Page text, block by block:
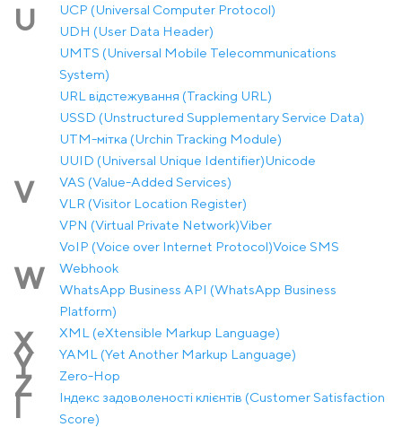
U
UCP (Universal Computer Protocol)
UDH (User Data Header)
UMTS (Universal Mobile Telecommunications
System)
URL відстежування (Tracking URL)
USSD (Unstructured Supplementary Service Data)
UTM-мітка (Urchin Tracking Module)
UUID (Universal Unique Identifier)Unicode
V
VAS (Value-Added Services)
VLR (Visitor Location Register)
VPN (Virtual Private Network)Viber
VoIP (Voice over Internet Protocol)Voice SMS
W
Webhook
WhatsApp Business API (WhatsApp Business
Platform)
X XML (eXtensible Markup Language)
Y YAML (Yet Another Markup Language)
Z Zero-Hop
І
Індекс задоволеності клієнтів (Customer Satisfaction
Score)